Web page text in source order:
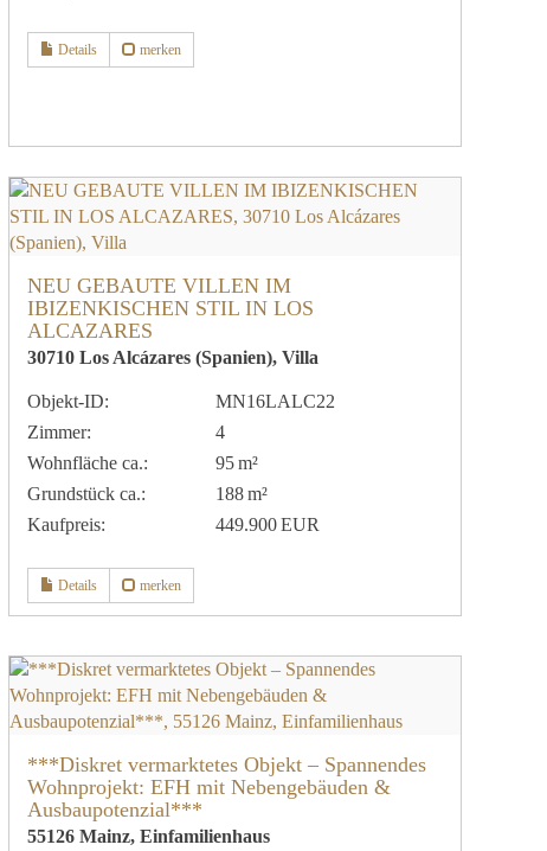
Details merken
NEU GEBAUTE VILLEN IM
IBIZENKISCHEN STIL IN LOS
ALCAZARES
30710 Los Alcázares (Spanien), Villa
Objekt-ID:
MN16LALC22
Zimmer:
4
Wohnfläche ca.:
95 m²
Grund­stück ca.:
188 m²
Kaufpreis:
449.900 EUR
Details merken
***Diskret vermarktetes Objekt – Spannendes
Wohnprojekt: EFH mit Nebengebäuden &
Ausbaupotenzial***
55126 Mainz, Einfamilienhaus